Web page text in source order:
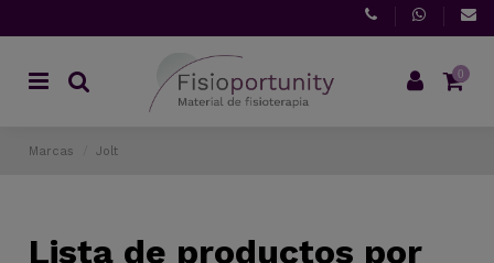
0
Marcas Jolt
Lista de productos por